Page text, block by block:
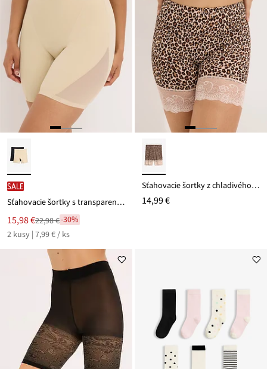
SALE
Sťahovacie šortky s transparentnou vsadkou (2 ks)
Nová
cena
je
15,98 €
Zľava
z
22,98 €-30%
2 kusy | 7,99 € / ks
Sťahovacie šortky z chladivého polyamidu, s čipkou
14,99 €